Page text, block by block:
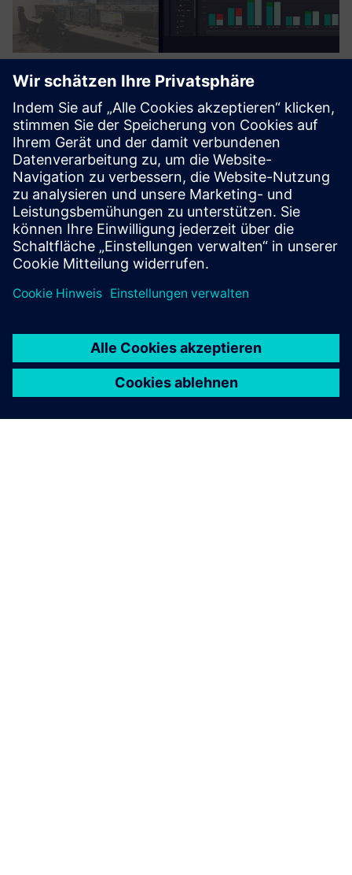
EMS, PQ Audit and Solutions,
Management Audit Consultancy
Assess energy performance and implement ISO 50001-
aligned energy management systems. Analyze electrical
networks to identify power quality disturbances,
harmonics and demand issues, establish measurement
frameworks and drive data-...
Mehr erfahren